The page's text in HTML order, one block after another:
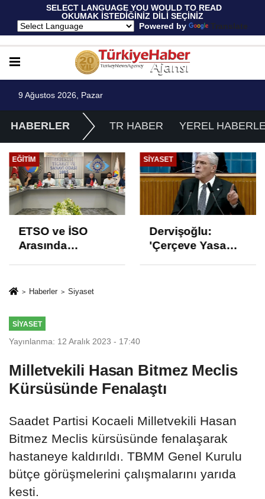
SELECT LANGUAGE YOU WOULD TO READ
OKUMAK İSTEDİĞİNİZ DİLİ SEÇİNİZ
Powered by
Translate
9 Ağustos 2026, Pazar
HABERLER TR HABER YEREL
SIYASET
Dervişoğlu:
'Çerçeve Yasa
ve İhanet
GÜNCEL
Araçtan izmarit ve
çöp atanlara
Haberler Siyaset
SIYASET
Yayınlanma: 12 Aralık 2023 - 17:40
Milletvekili Hasan Bitmez Meclis
Kürsüsünde Fenalaştı
Saadet Partisi Kocaeli Milletvekili Hasan
Bitmez Meclis kürsüsünde fenalaşarak
hastaneye kaldırıldı. TBMM Genel Kurulu
bütçe görüşmelerini çalışmalarını yarıda
kesti.